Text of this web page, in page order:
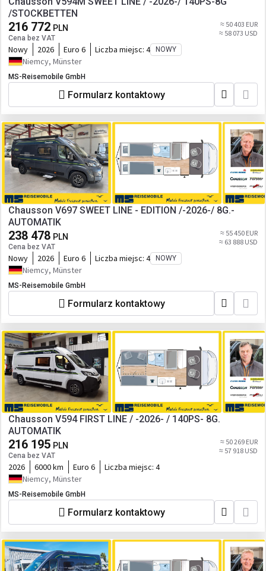
/STOCKBETTEN
216 772 PLN
Cena bez VAT
≈ 50 403 EUR
≈ 58 073 USD
Nowy 2026 Euro 6 Liczba miejsc: 4 NOWY
Niemcy, Münster
MS-Reisemobile GmbH
Formularz kontaktowy
Chausson V697 SWEET LINE - EDITION /-2026-/ 8G.-
AUTOMATIK
238 478 PLN
Cena bez VAT
≈ 55 450 EUR
≈ 63 888 USD
Nowy 2026 Euro 6 Liczba miejsc: 4 NOWY
Niemcy, Münster
MS-Reisemobile GmbH
Formularz kontaktowy
Chausson V594 FIRST LINE / -2026- / 140PS- 8G.
AUTOMATIK
216 195 PLN
Cena bez VAT
≈ 50 269 EUR
≈ 57 918 USD
2026 6000 km Euro 6 Liczba miejsc: 4
Niemcy, Münster
MS-Reisemobile GmbH
Formularz kontaktowy